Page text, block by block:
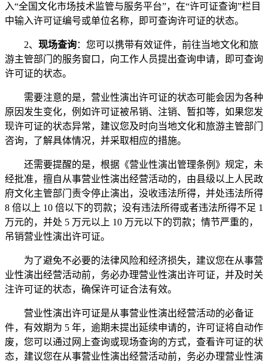
入“全国文化市场技术监管与服务平台”，在“许可证查询”栏目
中输入许可证编号或单位名称，即可查询许可证的状态。
2、 现场查询：您可以携带有效证件，前往当地文化和旅
游主管部门的服务窗口，向工作人员提出查询申请，即可查询
许可证的状态。
需要注意的是，营业性演出许可证的状态可能会因为各种
原因发生变化，例如许可证被吊销、注销、暂扣等，如果您发
现许可证的状态异常，建议您及时向当地文化和旅游主管部门
咨询，了解具体情况，并采取相应的措施。
还需要提醒的是，根据《营业性演出管理条例》规定，未
经批准，擅自从事营业性演出经营活动的，由县级以上人民政
府文化主管部门责令停止演出，没收违法所得，并处违法所得
8 倍以上 10 倍以下的罚款；没有违法所得或者违法所得不足 1
万元的，并处 5 万元以上 10 万元以下的罚款；情节严重的，
吊销营业性演出许可证。
为了避免不必要的法律风险和经济损失，建议您在从事营
业性演出经营活动前，务必办理营业性演出许可证，并及时关
注许可证的状态，确保许可证合法有效。
营业性演出许可证是从事营业性演出经营活动的必备证
件，有效期为 5 年，逾期未提出延续申请的，许可证将自动作
废，您可以通过网上查询或现场查询的方式，查看许可证的状
态，建议您在从事营业性演出经营活动前，务必办理营业性演